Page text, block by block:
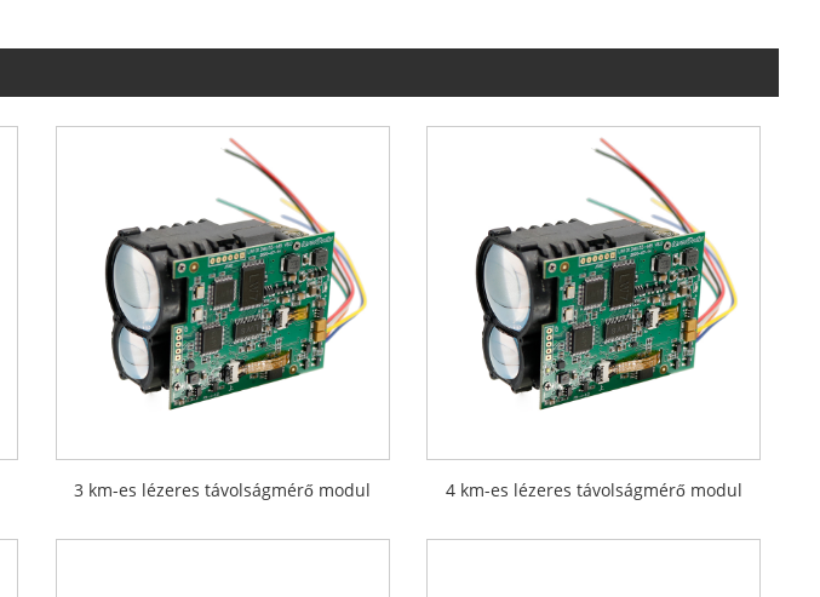
3 km-es lézeres távolságmérő modul 4 km-es lézeres távolságmérő modul